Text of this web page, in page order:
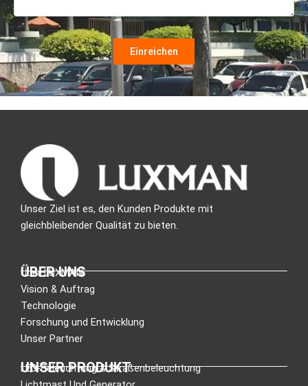
Unser Ziel ist es, den Kunden Produkte mit
gleichbleibender Qualität zu bieten.
ÜBER UNS
Über LUXMAN
Vision & Auftrag
Technologie
Forschung und Entwicklung
Unser Partner
UNSER PRODUKT
LED-Beleuchtung & Straßenbeleuchtung